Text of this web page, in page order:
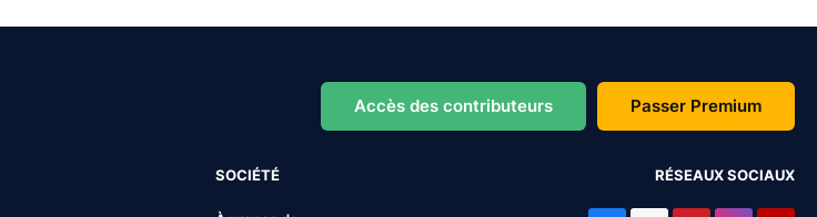
Accès des contributeurs Passer Premium
SOCIÉTÉ RÉSEAUX SOCIAUX